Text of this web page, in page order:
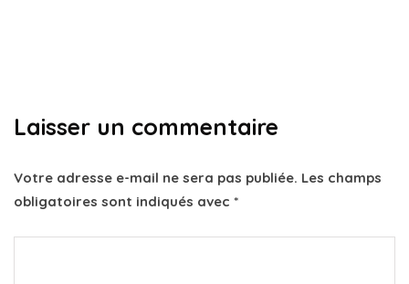
Laisser un commentaire
Votre adresse e-mail ne sera pas publiée. Les champs
obligatoires sont indiqués avec *